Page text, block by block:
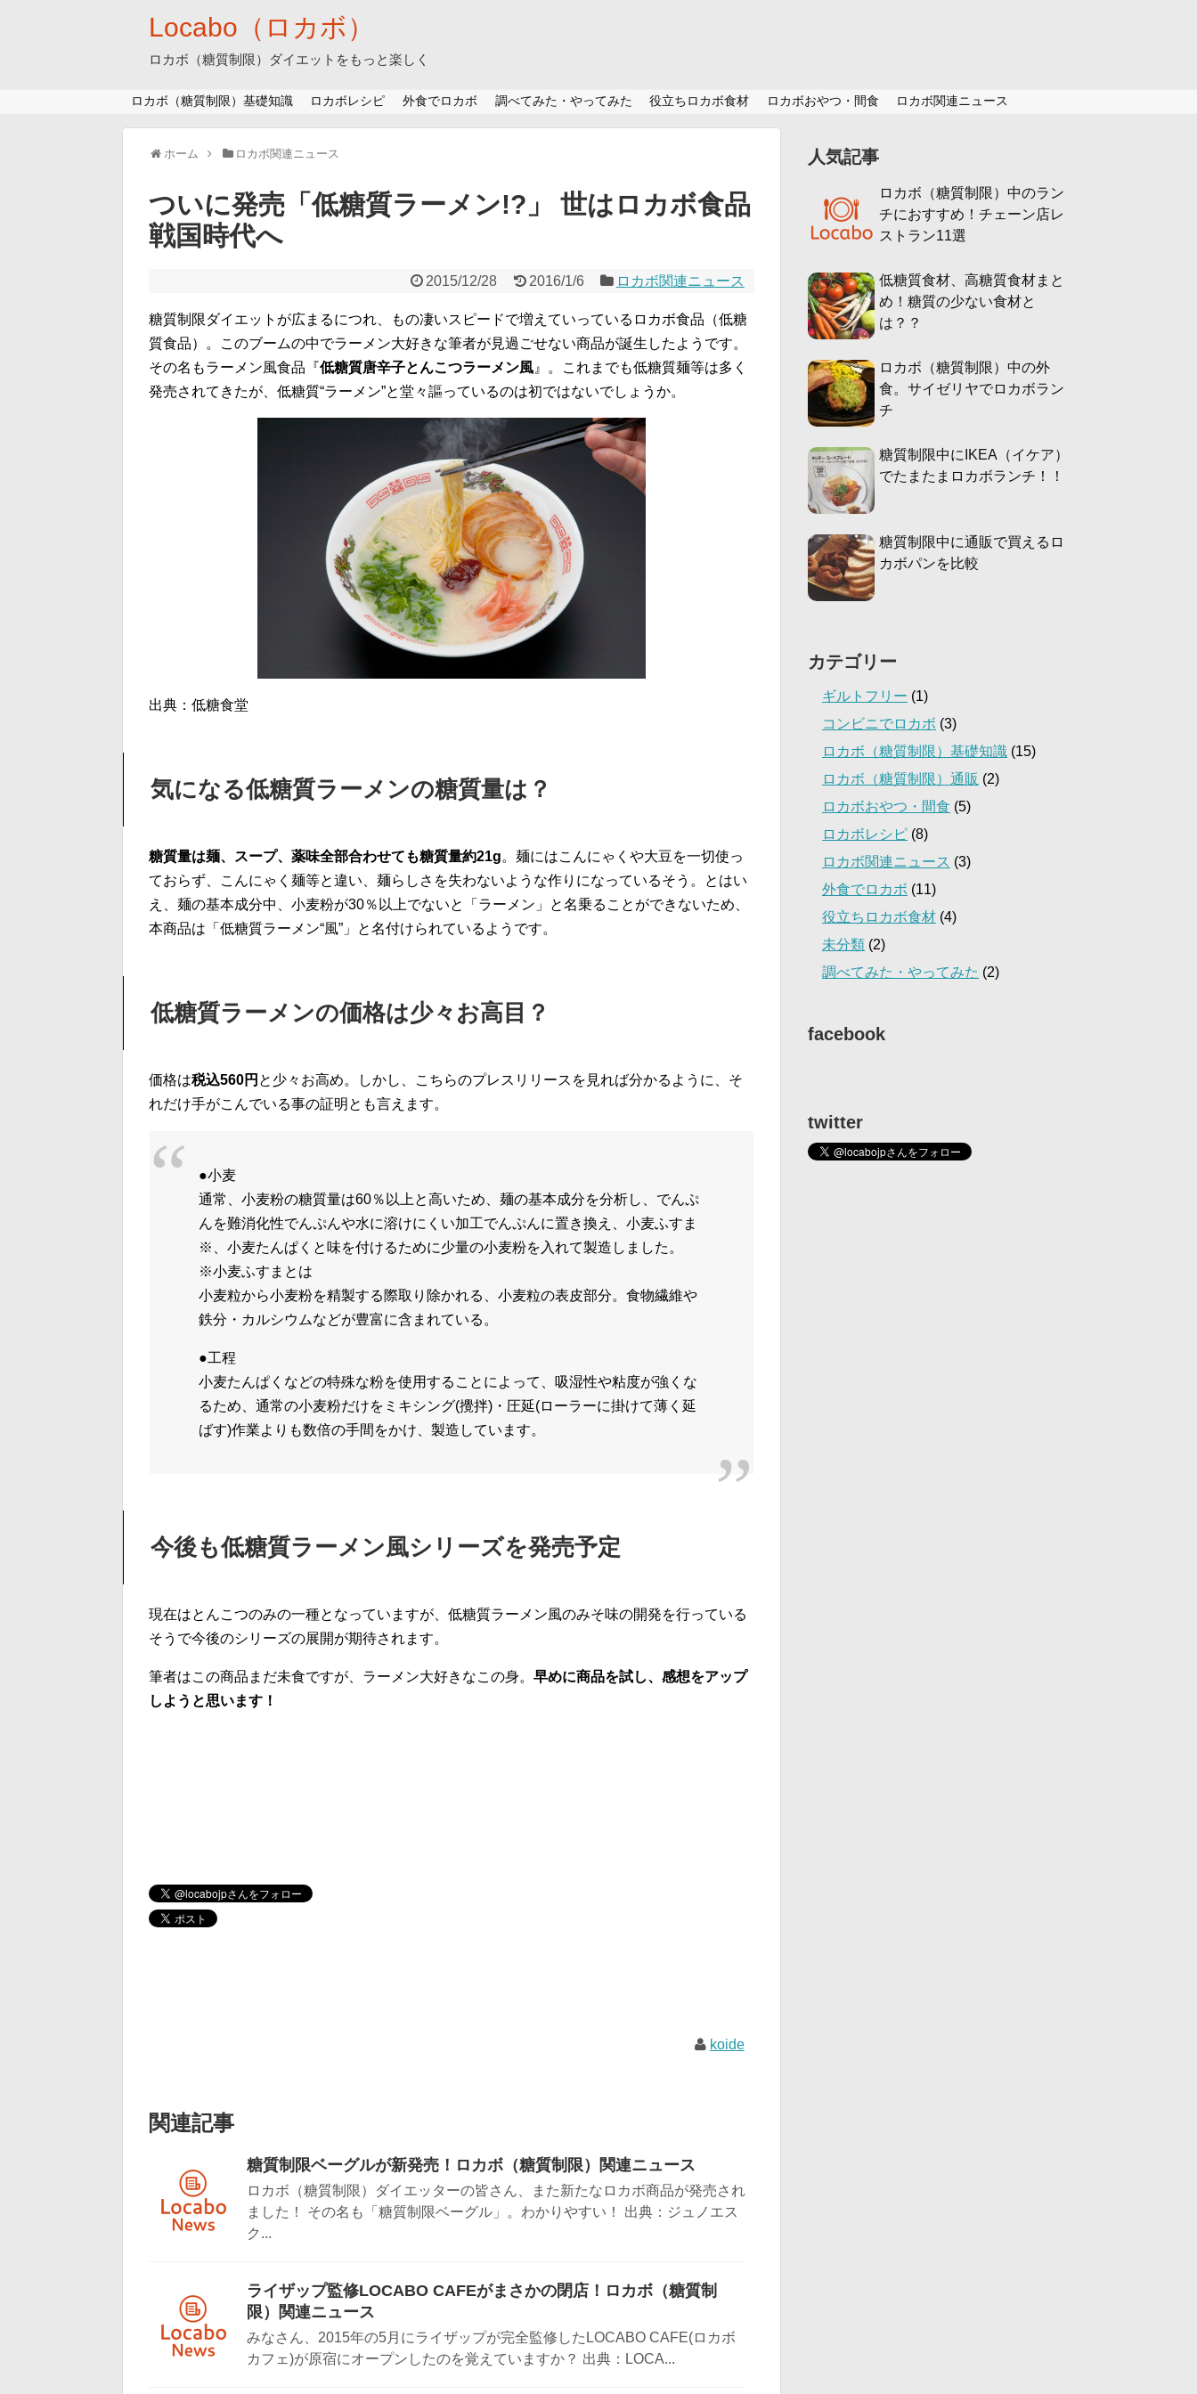
Locabo（ロカボ）
ロカボ（糖質制限）ダイエットをもっと楽しく
ロカボ（糖質制限）基礎知識 ロカボレシピ 外食でロカボ 調べてみた・やってみた 役立ちロカボ食材 ロカボおやつ・間食 ロカボ関連ニュース
ホーム ロカボ関連ニュース
ついに発売「低糖質ラーメン!?」 世はロカボ食品
戦国時代へ
2015/12/28 2016/1/6 ロカボ関連ニュース
糖質制限ダイエットが広まるにつれ、もの凄いスピードで増えていっているロカボ食品（低糖
質食品）。このブームの中でラーメン大好きな筆者が見過ごせない商品が誕生したようです。
その名もラーメン風食品『低糖質唐辛子とんこつラーメン風 』。これまでも低糖質麺等は多く
発売されてきたが、低糖質“ラーメン”と堂々謳っているのは初ではないでしょうか。
出典：低糖食堂
気になる低糖質ラーメンの糖質量は？
糖質量は麺、スープ、薬味全部合わせても糖質量約21g。麺にはこんにゃくや大豆を一切使っ
ておらず、こんにゃく麺等と違い、麺らしさを失わないような作りになっているそう。とはい
え、麺の基本成分中、小麦粉が30％以上でないと「ラーメン」と名乗ることができないため、
本商品は「低糖質ラーメン“風”」と名付けられているようです。
低糖質ラーメンの価格は少々お高目？
価格は税込560円 と少々お高め。しかし、こちらのプレスリリースを見れば分かるように、そ
れだけ手がこんでいる事の証明とも言えます。
●小麦
通常、小麦粉の糖質量は60％以上と高いため、麺の基本成分を分析し、でんぷ
んを難消化性でんぷんや水に溶けにくい加工でんぷんに置き換え、小麦ふすま
※、小麦たんぱくと味を付けるために少量の小麦粉を入れて製造しました。
※小麦ふすまとは
小麦粒から小麦粉を精製する際取り除かれる、小麦粒の表皮部分。食物繊維や
鉄分・カルシウムなどが豊富に含まれている。
●工程
小麦たんぱくなどの特殊な粉を使用することによって、吸湿性や粘度が強くな
るため、通常の小麦粉だけをミキシング(攪拌)・圧延(ローラーに掛けて薄く延
ばす)作業よりも数倍の手間をかけ、製造しています。
今後も低糖質ラーメン風シリーズを発売予定
現在はとんこつのみの一種となっていますが、低糖質ラーメン風のみそ味の開発を行っている
そうで今後のシリーズの展開が期待されます。
筆者はこの商品まだ未食ですが、ラーメン大好きなこの身。 早めに商品を試し、感想をアップ
しようと思います！
koide
関連記事
糖質制限ベーグルが新発売！ロカボ（糖質制限）関連ニュース
ロカボ（糖質制限）ダイエッターの皆さん、また新たなロカボ商品が発売され
ました！ その名も「糖質制限ベーグル」。わかりやすい！ 出典：ジュノエス
ク...
ライザップ監修LOCABO CAFEがまさかの閉店！ロカボ（糖質制
限）関連ニュース
みなさん、2015年の5月にライザップが完全監修したLOCABO CAFE(ロカボ
カフェ)が原宿にオープンしたのを覚えていますか？ 出典：LOCA...
人気記事
ロカボ（糖質制限）中のラン
チにおすすめ！チェーン店レ
ストラン11選
低糖質食材、高糖質食材まと
め！糖質の少ない食材と
は？？
ロカボ（糖質制限）中の外
食。サイゼリヤでロカボラン
チ
糖質制限中にIKEA（イケア）
でたまたまロカボランチ！！
糖質制限中に通販で買えるロ
カボパンを比較
カテゴリー
ギルトフリー (1)
コンビニでロカボ (3)
ロカボ（糖質制限）基礎知識 (15)
ロカボ（糖質制限）通販 (2)
ロカボおやつ・間食 (5)
ロカボレシピ (8)
ロカボ関連ニュース (3)
外食でロカボ (11)
役立ちロカボ食材 (4)
未分類 (2)
調べてみた・やってみた (2)
facebook
twitter